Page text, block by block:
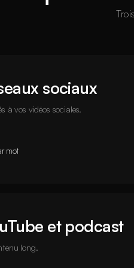
sociaux
à vos vidéos sociales.
mot
et podcast
long.